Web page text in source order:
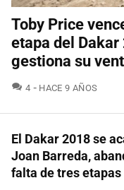
Toby Price
etapa del
gestiona su
4 COMENTARIOS
HACE 9 AÑOS
El Dakar 2018 se
Joan Barreda,
falta de tres etapas